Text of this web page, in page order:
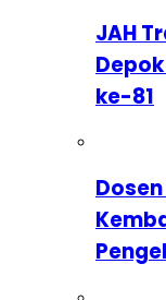
JAH
ke-81